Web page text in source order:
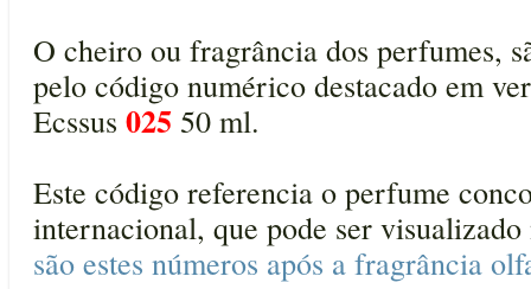
O cheiro ou fragrância dos perfumes,
pelo código numérico destacado em
Ecssus 025 50 ml.
Este código referencia o perfume
internacional, que pode ser visualizado
são estes números após a fragrância